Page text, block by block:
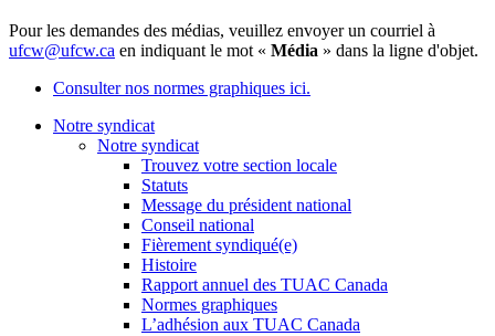
Pour les demandes des médias, veuillez envoyer un courriel à
ufcw@ufcw.ca en indiquant le mot « Média » dans la ligne d'objet.
Consulter nos normes graphiques ici.
Notre syndicat
Notre syndicat
Trouvez votre section locale
Statuts
Message du président national
Conseil national
Fièrement syndiqué(e)
Histoire
Rapport annuel des TUAC Canada
Normes graphiques
L’adhésion aux TUAC Canada